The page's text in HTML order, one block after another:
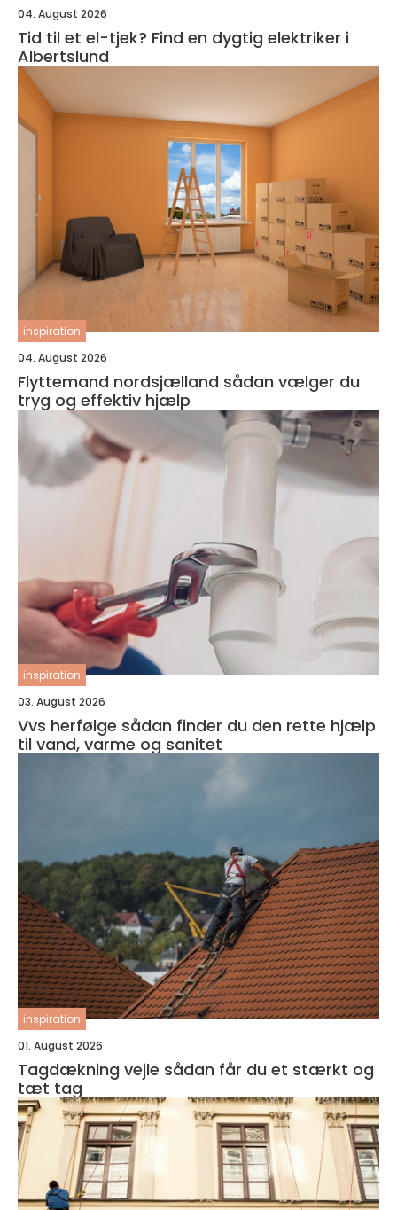
04. August 2026
Tid til et el-tjek? Find en dygtig elektriker i
Albertslund
inspiration
04. August 2026
Flyttemand nordsjælland sådan vælger du
tryg og effektiv hjælp
inspiration
03. August 2026
Vvs herfølge sådan finder du den rette hjælp
til vand, varme og sanitet
inspiration
01. August 2026
Tagdækning vejle sådan får du et stærkt og
tæt tag